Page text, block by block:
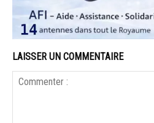
LAISSER UN COMMENTAIRE